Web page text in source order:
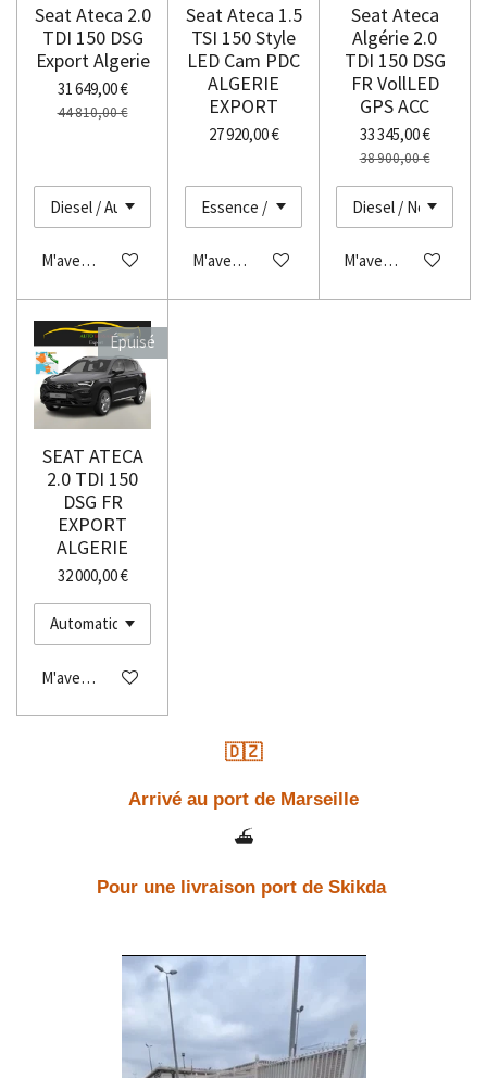
Seat Ateca 2.0
TDI 150 DSG
Export Algerie
31 649,00 €
44 810,00 €
M'avertir si disponible
Seat Ateca 1.5
TSI 150 Style
LED Cam PDC
ALGERIE
EXPORT
27 920,00 €
M'avertir si disponible
Seat Ateca
Algérie 2.0
TDI 150 DSG
FR VollLED
GPS ACC
33 345,00 €
38 900,00 €
M'avertir si
Épuisé
SEAT ATECA
2.0 TDI 150
DSG FR
EXPORT
ALGERIE
32 000,00 €
M'avertir si disponible
🇩🇿
Arrivé au port de Marseille
⛴️
Pour une livraison port de Skikda